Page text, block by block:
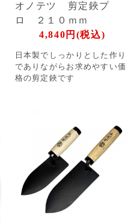
オノテツ 剪定鋏プ
ロ ２１０ｍｍ
4,840円(税込)
日本製でしっかりとした作り
でありながらお求めやすい価
格の剪定鋏です